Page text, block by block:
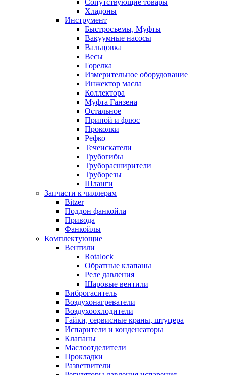
Сопутствующие товары
Хладоны
Инструмент
Быстросъемы, Муфты
Вакуумные насосы
Вальцовка
Весы
Горелка
Измерительное оборудование
Инжектор масла
Коллектора
Муфта Ганзена
Остальное
Припой и флюс
Проколки
Рефко
Течеискатели
Трубогибы
Труборасширители
Труборезы
Шланги
Запчасти к чиллерам
Bitzer
Поддон фанкойла
Привода
Фанкойлы
Комплектующие
Вентили
Rotalock
Обратные клапаны
Реле давления
Шаровые вентили
Виброгаситель
Воздухонагреватели
Воздухоохлодители
Гайки, сервисные краны, штуцера
Испарители и конденсаторы
Клапаны
Маслоотделители
Прокладки
Разветвители